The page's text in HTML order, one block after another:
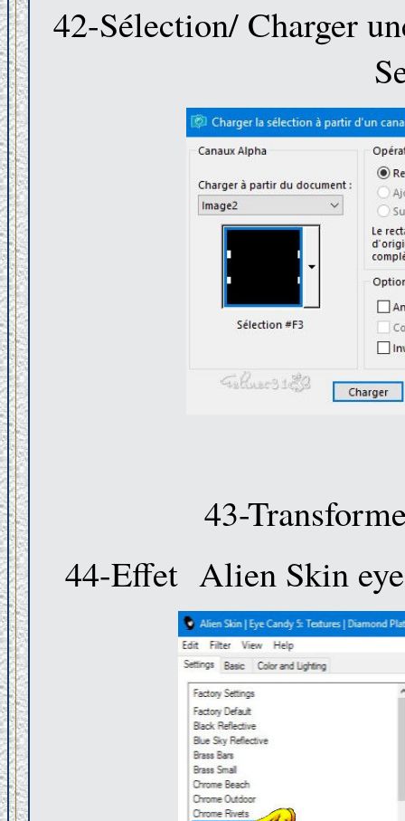
42-Sélection/ Charger
43-
44-Effet Alien Skin